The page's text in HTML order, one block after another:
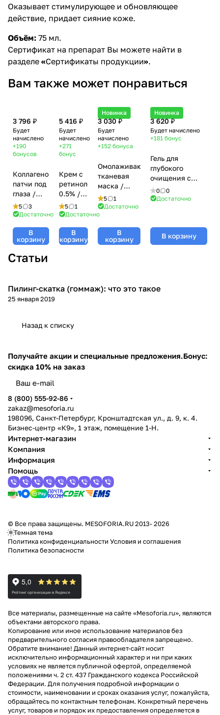
Оказывает стимулирующее и обновляющее
действие, придает сияние коже.
Объём: 75 мл.
Сертификат на препарат Вы можете найти в
разделе «Сертификаты продукции».
Вам также может понравиться
3 796 ₽
Будет
начислено
+190
бонусов
Коллагеновые
патчи под
глаза /
100%
collagen
eye patch,
Tete
Cosmeceutical
5
3
Достаточно
В
корзину
5 416 ₽
Будет
начислено
+271
бонус
Крем с
ретинолом
0.5% /
Retinol
Cream
Tete
Cosmeceutical
5
1
Достаточно
В
корзину
Новинка
3 030 ₽
Будет
начислено
+152 бонуса
Омолаживающая
тканевая
маска /
Hyaluronic
Mask Anti-
Ageing
Cosmeceutical
5
1
Достаточно
В
корзину
Новинка
3 620 ₽
Будет начислено
+181 бонус
Гель для
глубокого
очищения с
АНА-кислотами
и энзимами
Cleansing Gel,
Tete
Cosmeceutical -
0
0
Достаточно
В корзину
Статьи
Пилинг
Пилинг-скатка (гоммаж): что это такое
25 января 2019
Назад к списку
Получайте акции и специальные предложения.Бонус:
скидка 10% на заказ
8 (800) 555-92-86
zakaz@mesoforia.ru
198096, Санкт-Петербург, Кронштадтская ул., д. 9, к. 4.
Бизнес-центр «К9», 1 этаж, помещение 1-Н.
Интернет-магазин
Компания
Информация
Помощь
© Все права защищены. MESOFORIA.RU 2013- 2026
Темная тема
Политика конфиденциальности Условия и соглашения
Политика безопасности
Все материалы, размещенные на сайте «Mesoforia.ru», являются
объектами авторского права.
Копирование или иное использование материалов без
предварительного согласия правообладателя запрещено.
Обратите внимание! Данный интернет-сайт носит
исключительно информационный характер и ни при каких
условиях не является публичной офертой, определяемой
положениями ч. 2 ст. 437 Гражданского кодекса Российской
Федерации. Для получения подробной информации о
стоимости, наименовании и сроках оказания услуг, пожалуйста,
обращайтесь по контактным телефонам. Конкретный перечень
услуг, товаров и порядок их предоставления определяется в